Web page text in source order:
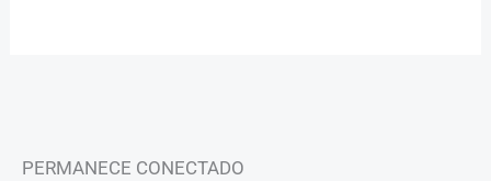
PERMANECE CONECTADO